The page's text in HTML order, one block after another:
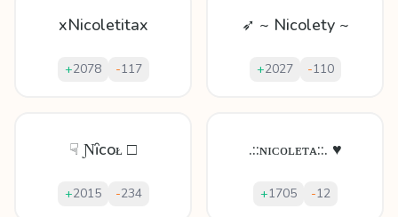
xNicoletitax
+2078 -117
➶ ~ Nicolety ~
+2027 -110
☟ Ɲȋсoᴌ □
+2015 -234
.::ɴɪᴄᴏʟᴇᴛᴀ::. ♥
+1705 -12